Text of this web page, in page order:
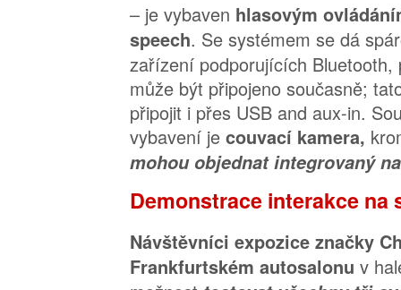
– je vybaven hlasovým
speech. Se systémem se dá
zařízení podporujících Bluetooth,
může být připojeno současně;
připojit i přes USB and aux-in.
vybavení je couvací kamera,
mohou objednat integrovaný
Demonstrace interakce na
Návštěvníci expozice značky
Frankfurtském autosalonu v